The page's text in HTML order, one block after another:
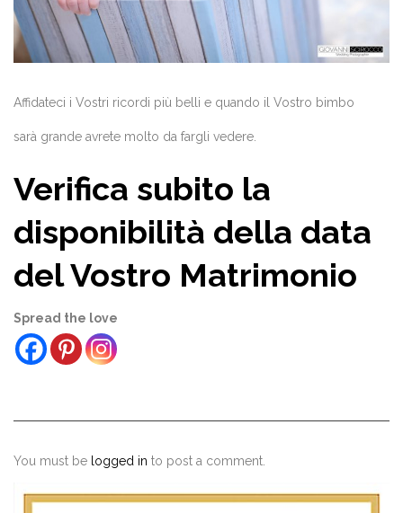
Affidateci i Vostri ricordi più belli e quando il Vostro bimbo
sarà grande avrete molto da fargli vedere.
Verifica subito la
disponibilità della data
del Vostro Matrimonio
Spread the love
You must be logged in to post a comment.